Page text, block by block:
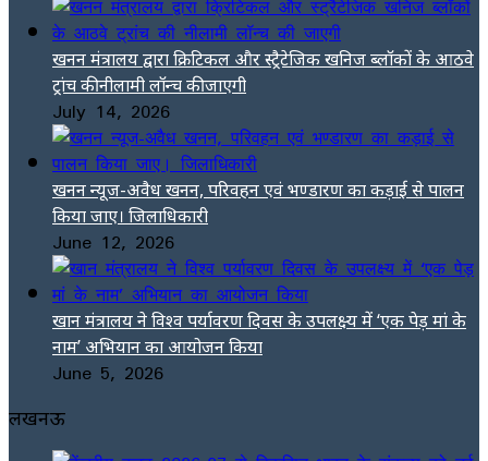
खनन मंत्रालय द्वारा क्रिटिकल और स्ट्रैटेजिक खनिज ब्लॉकों के आठवे
ट्रांच की नीलामी लॉन्च की जाएगी
July 14, 2026
खनन न्यूज-अवैध खनन, परिवहन एवं भण्डारण का कड़ाई से पालन
किया जाए। जिलाधिकारी
June 12, 2026
खान मंत्रालय ने विश्व पर्यावरण दिवस के उपलक्ष्य में ‘एक पेड़ मां के
नाम’ अभियान का आयोजन किया
June 5, 2026
लखनऊ